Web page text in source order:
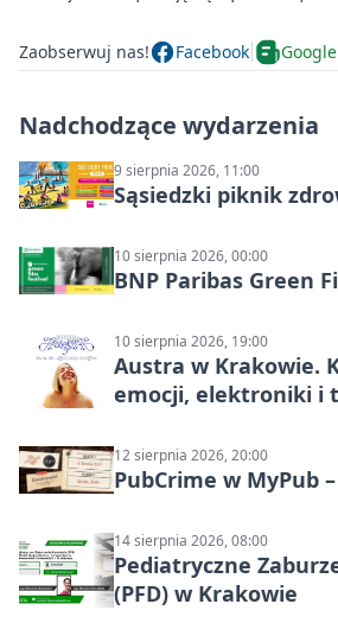
Zaobserwuj nas! Facebook
Nadchodzące wydarzenia
9 sierpnia 2026, 11:00
Sąsiedzki piknik
10 sierpnia 2026, 00:00
BNP Paribas Green
10 sierpnia 2026, 19:00
Austra w Krakowie.
emocji, elektroniki i
12 sierpnia 2026, 20:00
PubCrime w MyPub
14 sierpnia 2026, 08:00
Pediatryczne
(PFD) w Krakowie